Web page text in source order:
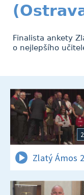
Finalista ankety
o nejlepšího
Zlatý Ámos